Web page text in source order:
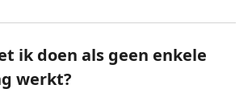
ik doen als geen enkele
werkt?